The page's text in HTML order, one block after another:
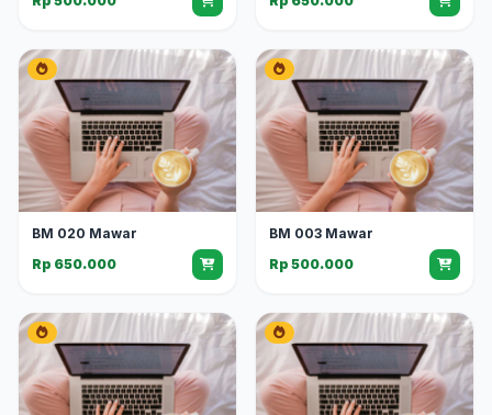
BM 020 Mawar
Rp 650.000
BM 003 Mawar
Rp 500.000